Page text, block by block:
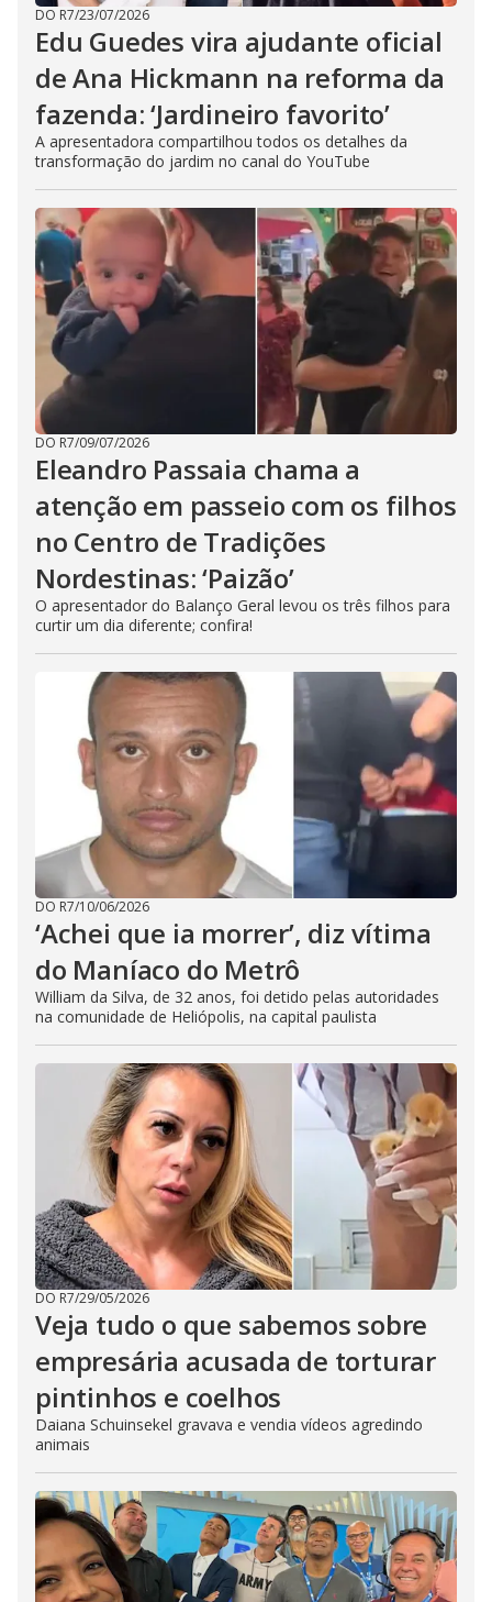
DO R7/23/07/2026
Edu Guedes vira ajudante oficial
de Ana Hickmann na reforma da
fazenda: ‘Jardineiro favorito’
A apresentadora compartilhou todos os detalhes da
transformação do jardim no canal do YouTube
DO R7/09/07/2026
Eleandro Passaia chama a
atenção em passeio com os filhos
no Centro de Tradições
Nordestinas: ‘Paizão’
O apresentador do Balanço Geral levou os três filhos para
curtir um dia diferente; confira!
DO R7/10/06/2026
‘Achei que ia morrer’, diz vítima
do Maníaco do Metrô
William da Silva, de 32 anos, foi detido pelas autoridades
na comunidade de Heliópolis, na capital paulista
DO R7/29/05/2026
Veja tudo o que sabemos sobre
empresária acusada de torturar
pintinhos e coelhos
Daiana Schuinsekel gravava e vendia vídeos agredindo
animais